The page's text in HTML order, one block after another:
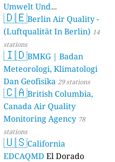
Umwelt Und
Verbraucherschutz) - LfU
46 stations
🇩🇪Berlin Air Quality -
(Luftqualität In Berlin) 14
stations
🇮🇩BMKG | Badan
Meteorologi, Klimatologi
Dan Geofisika 29 stations
🇨🇦British Columbia,
Canada Air Quality
Monitoring Agency 78
stations
🇺🇸California
EDCAQMD El Dorado